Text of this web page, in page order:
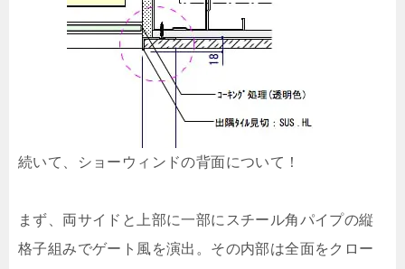
続いて、ショーウィンドの背面について！
まず、両サイドと上部に一部にスチール角パイプの縦
格子組みでゲート風を演出。その内部は全面をクロー